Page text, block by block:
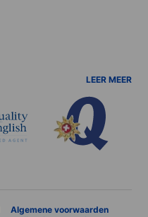
LEER MEER
Algemene voorwaarden